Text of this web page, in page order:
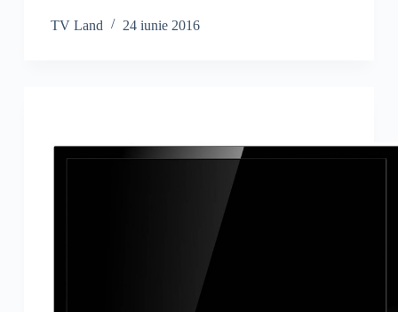
TV Land 24 iunie 2016